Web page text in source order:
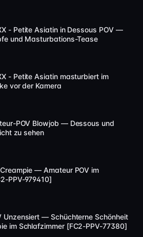
- Petite Asiatin in Dessous POV —
und Masturbations-Tease
- Petite Asiatin masturbiert im
vor der Kamera
POV Blowjob — Dessous und
zu sehen
— Amateur POV im
PPV-979410]
Unzensiert — Schüchterne Schönheit
im Schlafzimmer [FC2-PPV-77380]